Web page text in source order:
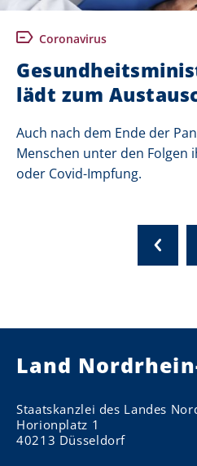
Coronavirus
lädt zum
Auch nach dem Ende der
Menschen unter den Folgen
oder Covid-Impfung.
Land
Staatskanzlei des Landes
Horionplatz 1
40213 Düsseldorf